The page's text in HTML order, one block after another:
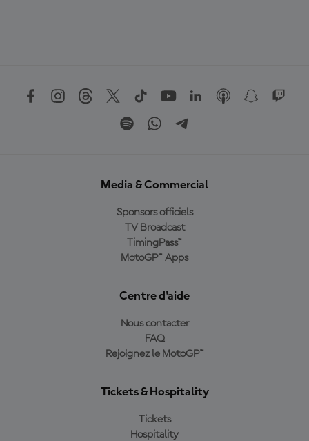
Media & Commercial
Sponsors officiels
TV Broadcast
TimingPass™
MotoGP™ Apps
Centre d'aide
Nous contacter
FAQ
Rejoignez le MotoGP™
Tickets & Hospitality
Tickets
Hospitality